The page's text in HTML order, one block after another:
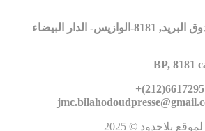
عنوان المراسلة : صندوق البريد, 8181-الوازيس- الدار البيضاء
BP, 8181
بلاحدود © 2025